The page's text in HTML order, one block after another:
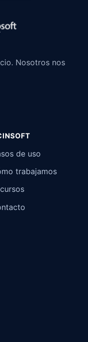
Nosotros nos
de uso
trabajamos